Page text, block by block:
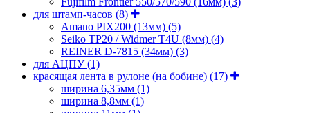
для штамп-часов (8)
Amano PIX200 (13мм) (5)
Seiko TP20 / Widmer T4U (8мм) (4)
REINER D-7815 (34мм) (3)
для АЦПУ(1)
красящая лента в рулоне (на бобине) (17)
ширина 6,35мм (1)
ширина 8,8мм (1)